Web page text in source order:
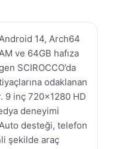
14, Arch64
ve 64GB hafıza
SCIROCCO’da
odaklanan
9 inç 720×1280 HD
deneyimi
desteği, telefon
şekilde araç